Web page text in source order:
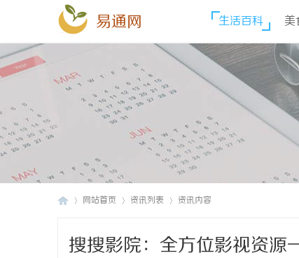
易通网 生活百科 美
网站首页 资讯列表 资讯内容
搜搜影院：全方位影视资源